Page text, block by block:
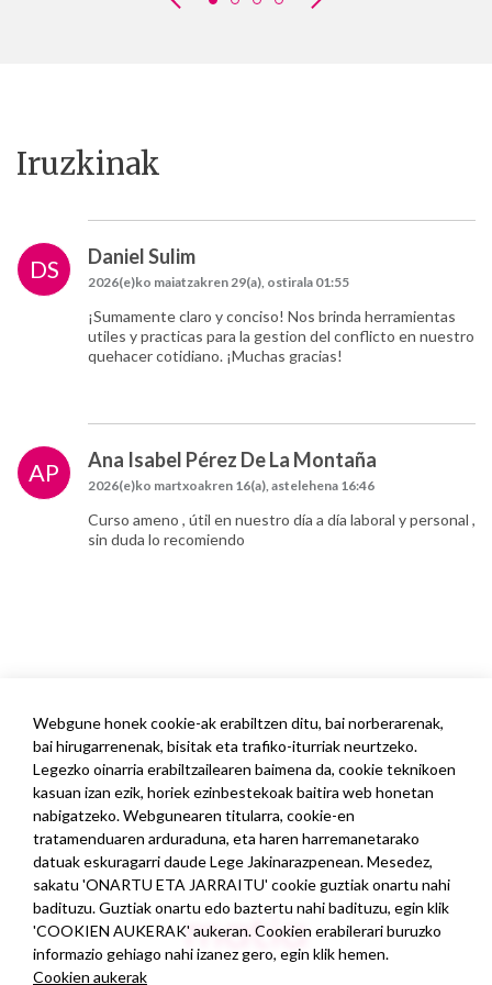
Iruzkinak
DS Daniel Sulim
2026(e)ko maiatzakren 29(a), ostirala 01:55
¡Sumamente claro y conciso! Nos brinda herramientas
utiles y practicas para la gestion del conflicto en nuestro
quehacer cotidiano. ¡Muchas gracias!
AP Ana Isabel Pérez De La Montaña
2026(e)ko martxoakren 16(a), astelehena 16:46
Curso ameno , útil en nuestro día a día laboral y personal ,
sin duda lo recomiendo
Webgune honek cookie-ak erabiltzen ditu, bai norberarenak,
bai hirugarrenenak, bisitak eta trafiko-iturriak neurtzeko.
Legezko oinarria erabiltzailearen baimena da, cookie teknikoen
kasuan izan ezik, horiek ezinbestekoak baitira web honetan
nabigatzeko. Webgunearen titularra, cookie-en
tratamenduaren arduraduna, eta haren harremanetarako
datuak eskuragarri daude Lege Jakinarazpenean. Mesedez,
sakatu 'ONARTU ETA JARRAITU' cookie guztiak onartu nahi
badituzu. Guztiak onartu edo baztertu nahi badituzu, egin klik
'COOKIEN AUKERAK' aukeran. Cookien erabilerari buruzko
informazio gehiago nahi izanez gero, egin klik hemen.
Cookien aukerak